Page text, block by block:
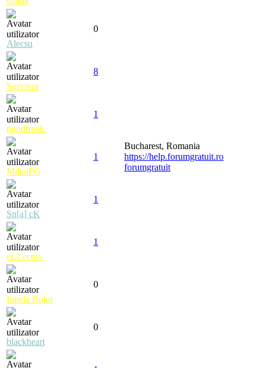
Alecsu
0
Survivor
8
mindfreak.
1
MihaiFG
1
Bucharest, Romania
https://help.forumgratuit.ro
forumgratuit
Sn[a] cK
1
eLLectro.
1
Ionela Bujor
0
blackheart
0